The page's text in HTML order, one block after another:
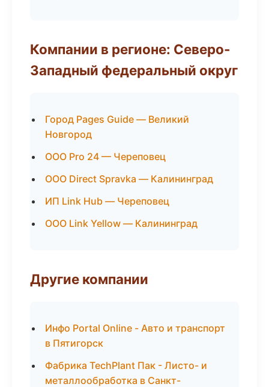
Компании в регионе: Северо-
Западный федеральный округ
Город Pages Guide — Великий
Новгород
ООО Pro 24 — Череповец
ООО Direct Spravka — Калининград
ИП Link Hub — Череповец
ООО Link Yellow — Калининград
Другие компании
Инфо Portal Online - Авто и транспорт
в Пятигорск
Фабрика TechPlant Пак - Листо- и
металлообработка в Санкт-